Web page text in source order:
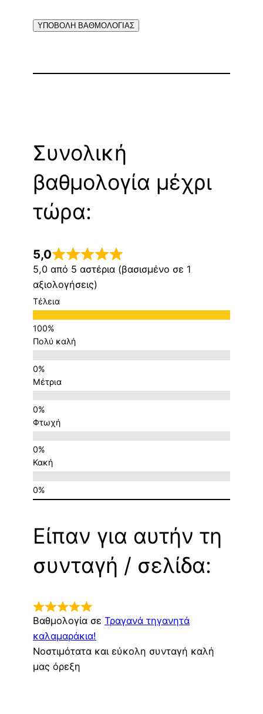
ΥΠΟΒΟΛΗ ΒΑΘΜΟΛΟΓΙΑΣ
Συνολική
βαθμολογία μέχρι
τώρα:
5,0
5,0 από 5 αστέρια (βασισμένο σε 1
αξιολογήσεις)
Τέλεια
Πολύ καλή
Μέτρια
Φτωχή
Κακή
Είπαν για αυτήν τη
συνταγή / σελίδα:
Βαθμολογία σε Τραγανά τηγανητά
καλαμαράκια!
Νοστιμότατα και εύκολη συνταγή καλή
μας όρεξη